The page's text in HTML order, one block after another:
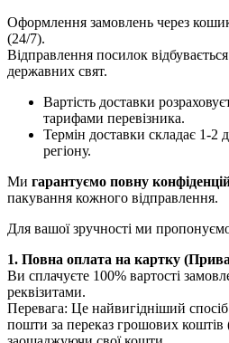
Оформлення замовлень через
(24/7).
Відправлення посилок
державних свят.
Вартість доставки
тарифами перевізника.
Термін доставки складає 1-2
регіону.
Ми гарантуємо повну
пакування кожного відправлення.
Для вашої зручності ми
1. Повна оплата на картку
Ви сплачуєте 100% вартості
реквізитами.
Перевага: Це найвигідніший
пошти за переказ грошових